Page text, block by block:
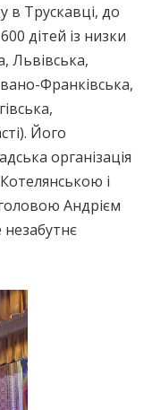
в Трускавці, до
дітей із низки
Львівська,
Франківська,
Його
організація
і
Андрієм